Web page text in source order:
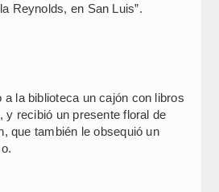
Reynolds, en San Luis”.
a la biblioteca un cajón con libros
y recibió un presente floral de
que también le obsequió un